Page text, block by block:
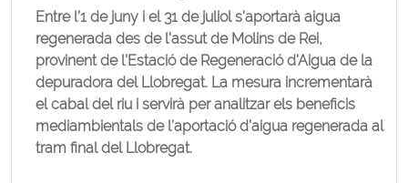
Entre l’1 de juny i el 31 de juliol s’aportarà aigua
regenerada des de l’assut de Molins de Rei,
provinent de l’Estació de Regeneració d’Aigua de la
depuradora del Llobregat. La mesura incrementarà
el cabal del riu i servirà per analitzar els beneficis
mediambientals de l’aportació d’aigua regenerada al
tram final del Llobregat.